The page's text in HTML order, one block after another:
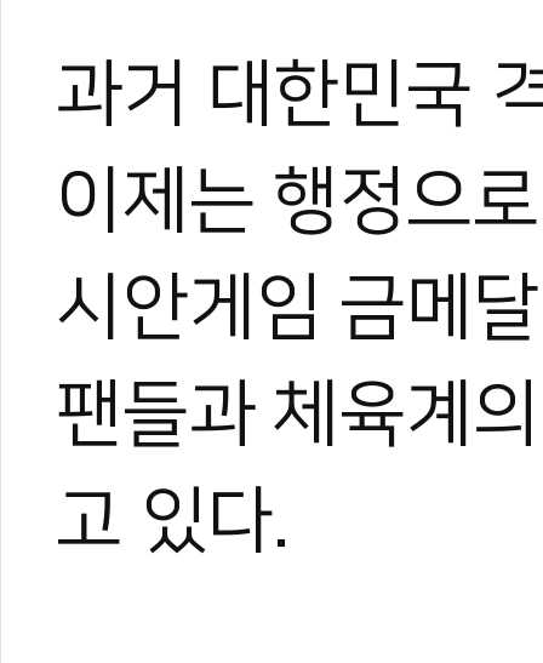
과거 대한민국
이제는 행정으
시안게임 금메
팬들과 체육계
고 있다.